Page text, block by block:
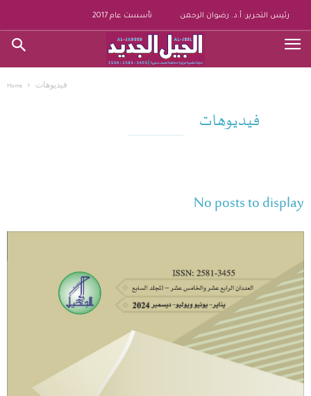
تأسست عام 2017 رئيس التحرير: أ.د. رضوان الرحمن
Home فيديوهات
فيديوهات
No posts to display